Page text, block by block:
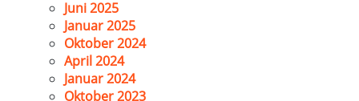
Juni 2025
Januar 2025
Oktober 2024
April 2024
Januar 2024
Oktober 2023